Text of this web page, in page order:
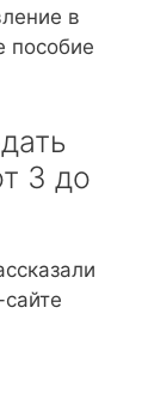
в
пособие
3 до